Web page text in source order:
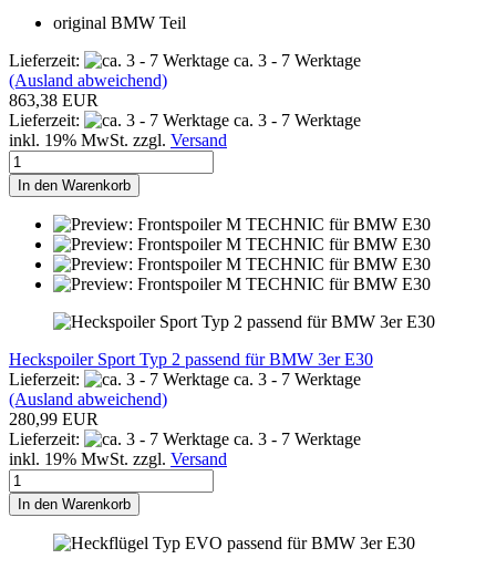
original BMW Teil
Lieferzeit:
ca. 3 - 7 Werktage
(Ausland abweichend)
863,38 EUR
Lieferzeit:
ca. 3 - 7 Werktage
inkl. 19% MwSt. zzgl. Versand
In den Warenkorb
Heckspoiler Sport Typ 2 passend für BMW 3er E30
Lieferzeit:
ca. 3 - 7 Werktage
(Ausland abweichend)
280,99 EUR
Lieferzeit:
ca. 3 - 7 Werktage
inkl. 19% MwSt. zzgl. Versand
In den Warenkorb